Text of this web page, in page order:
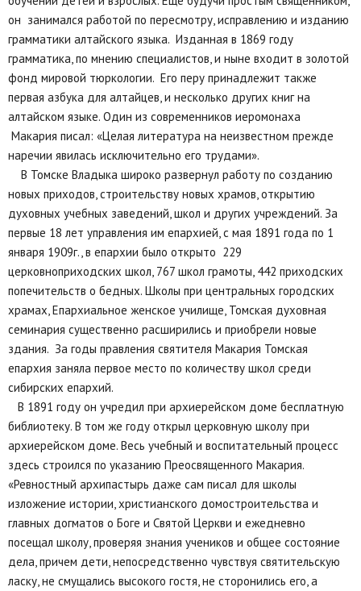
он занимался работой по пересмотру, исправлению и изданию
грамматики алтайского языка. Изданная в 1869 году
грамматика, по мнению специалистов, и ныне входит в золотой
фонд мировой тюркологии. Его перу принадлежит также
первая азбука для алтайцев, и несколько других книг на
алтайском языке. Один из современников иеромонаха
Макария писал: «Целая литература на неизвестном прежде
наречии явилась исключительно его трудами».
В Томске Владыка широко развернул работу по созданию
новых приходов, строительству новых храмов, открытию
духовных учебных заведений, школ и других учреждений. За
первые 18 лет управления им епархией, с мая 1891 года по 1
января 1909г., в епархии было открыто 229
церковноприходских школ, 767 школ грамоты, 442 приходских
попечительств о бедных. Школы при центральных городских
храмах, Епархиальное женское училище, Томская духовная
семинария существенно расширились и приобрели новые
здания. За годы правления святителя Макария Томская
епархия заняла первое место по количеству школ среди
сибирских епархий.
В 1891 году он учредил при архиерейском доме бесплатную
библиотеку. В том же году открыл церковную школу при
архиерейском доме. Весь учебный и воспитательный процесс
здесь строился по указанию Преосвященного Макария.
«Ревностный архипастырь даже сам писал для школы
изложение истории, христианского домостроительства и
главных догматов о Боге и Святой Церкви и ежедневно
посещал школу, проверяя знания учеников и общее состояние
дела, причем дети, непосредственно чувствуя святительскую
ласку, не смущались высокого гостя, не сторонились его, а